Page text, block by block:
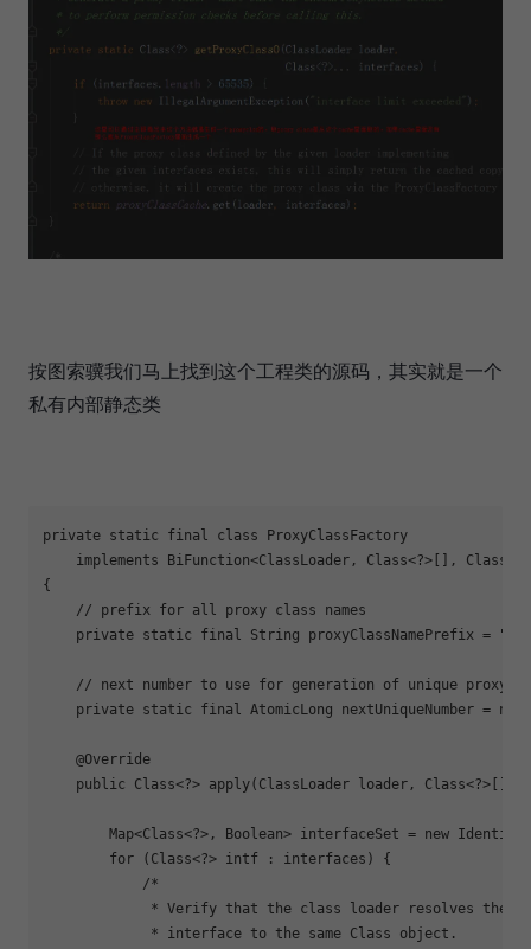
按图索骥我们马上找到这个工程类的源码，其实就是一个
私有内部静态类
private static final class ProxyClassFactory
implements BiFunction<ClassLoader, Class<?>[],
{
    // prefix
for all proxy class names
    private static final String proxyClassNamePrefix =
"
    // next number to use
for generation of unique proxy
private static final AtomicLong nextUniqueNumber = new
    @Override
public Class<?> apply(ClassLoader loader, Class<?>[]
Map<Class<?>, Boolean> interfaceSet = new
for (Class<?> intf : interfaces) {
            /*
* Verify that the class loader resolves the
             * interface to the same Class object.